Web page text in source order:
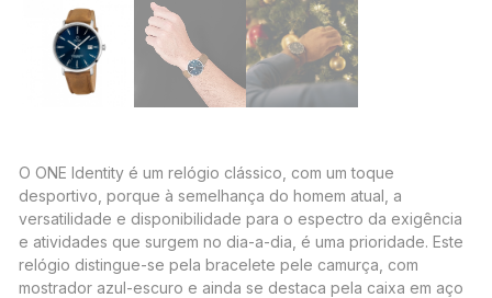
O ONE Identity é um relógio clássico, com um toque
desportivo, porque à semelhança do homem atual, a
versatilidade e disponibilidade para o espectro da exigência
e atividades que surgem no dia-a-dia, é uma prioridade. Este
relógio distingue-se pela bracelete pele camurça, com
mostrador azul-escuro e ainda se destaca pela caixa em aço